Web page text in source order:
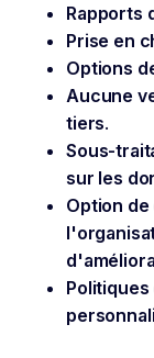
Rapports
Prise en
Options
Aucune
tiers.
Sous-
sur les
Option